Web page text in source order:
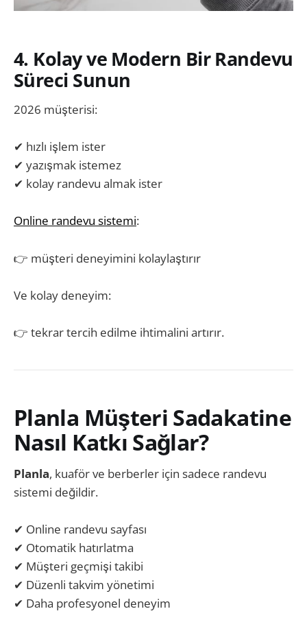
4. Kolay ve Modern Bir Randevu
Süreci Sunun
2026 müşterisi:
✔ hızlı işlem ister
✔ yazışmak istemez
✔ kolay randevu almak ister
Online randevu sistemi:
👉 müşteri deneyimini kolaylaştırır
Ve kolay deneyim:
👉 tekrar tercih edilme ihtimalini artırır.
Planla Müşteri Sadakatine
Nasıl Katkı Sağlar?
Planla, kuaför ve berberler için sadece randevu
sistemi değildir.
✔ Online randevu sayfası
✔ Otomatik hatırlatma
✔ Müşteri geçmişi takibi
✔ Düzenli takvim yönetimi
✔ Daha profesyonel deneyim